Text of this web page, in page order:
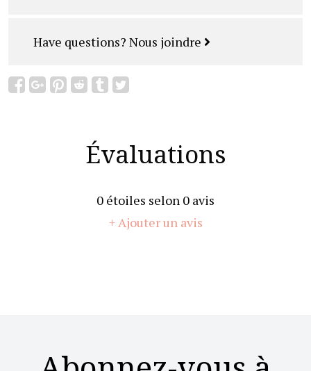
Have questions? Nous joindre
Évaluations
0 étoiles selon 0 avis
+ Ajouter un avis